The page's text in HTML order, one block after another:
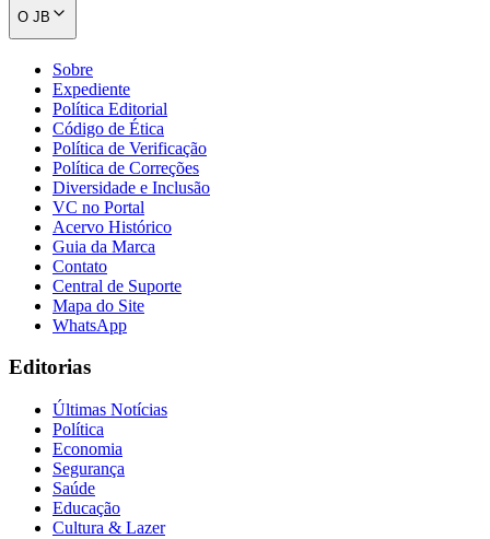
O JB
Sobre
Expediente
Política Editorial
Código de Ética
Política de Verificação
Política de Correções
Diversidade e Inclusão
VC no Portal
Acervo Histórico
Guia da Marca
Contato
Central de Suporte
Mapa do Site
WhatsApp
Editorias
Últimas Notícias
Política
Economia
Segurança
Saúde
Educação
Cultura & Lazer